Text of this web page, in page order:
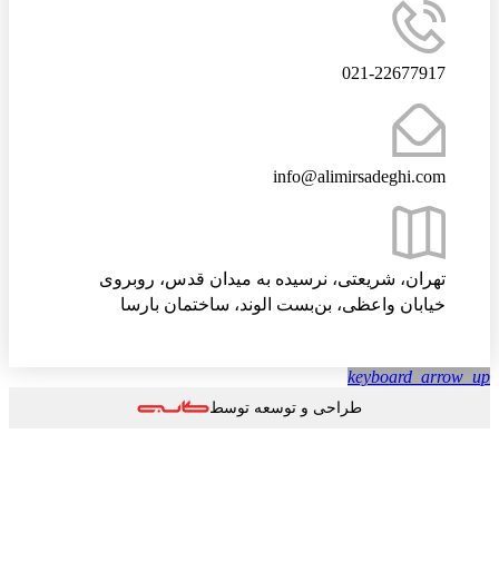
021-22677917
info@alimirsadeghi.com
تهران، شریعتی، نرسیده به میدان قدس، روبروی
خیابان واعظی، بن‌بست الوند، ساختمان بارسا
طراحی و توسعه توسط